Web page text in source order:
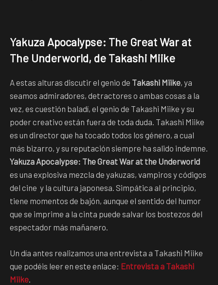
Yakuza Apocalypse: The Great War at
The Underworld, de Takashi Miike
A estas alturas discutir el genio de Takashi Miike, ya
seamos admiradores, detractores o ambas cosas a la
vez, es cuestión baladí, el genio de Takashi Miike y su
poder creativo están fuera de toda duda. Takashi Miike
es un director que ha tocado todos los género, a cual
más bizarro, y su reputación siempre ha salido indemne.
Yakuza Apocalypse: The Great War at the Underworld
es una explosiva mezcla de yakuzas, vampiros y códigos
del cine y la cultura japonesa. Simpática al principio,
tiene momentos de bajón, aunque el sentido del humor
que se imprime a la cinta puede salvar los bostezos del
espectador más mañanero.
Un día antes realizamos una entrevista a Takashi Miike
que podéis leer en este enlace: Entrevista a Takashi
Miike